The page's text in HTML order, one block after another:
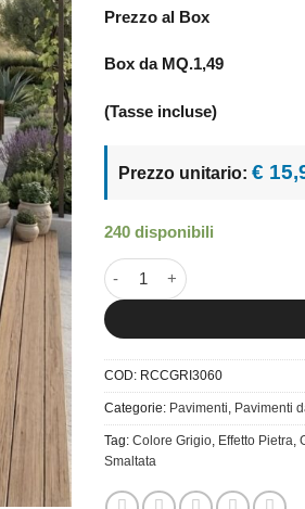
Prezzo al Box
Box da MQ.1,49
(Tasse incluse)
Prezzo unitario: €
240 disponibili
30x60 Roccia Grigio
COD: RCCGRI3060
Categorie: Pavimenti, Pavimenti
Tag: Colore Grigio, Effetto Pietra,
Smaltata